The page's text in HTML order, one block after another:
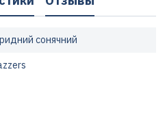
сонячний